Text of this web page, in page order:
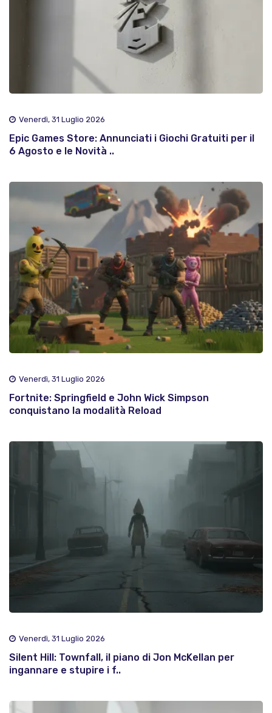
Venerdì, 31 Luglio 2026
Epic Games Store: Annunciati i Giochi Gratuiti per il
6 Agosto e le Novità ..
Venerdì, 31 Luglio 2026
Fortnite: Springfield e John Wick Simpson
conquistano la modalità Reload
Venerdì, 31 Luglio 2026
Silent Hill: Townfall, il piano di Jon McKellan per
ingannare e stupire i f..